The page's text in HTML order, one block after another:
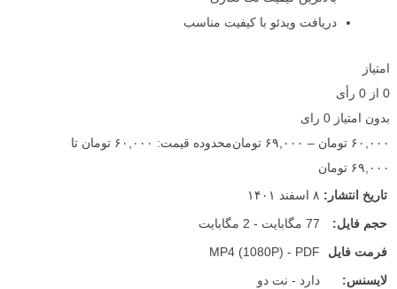
دریافت ویدئو با کیفیت مناسب
امتیاز
0 از 0 رأی
بدون امتیاز 0 رای
۶۰,۰۰۰ تومان – ۶۹,۰۰۰ تومان
محدوده قیمت: ۶۰,۰۰۰ تومان تا
۶۹,۰۰۰ تومان
تاریخ انتشار: ۸ اسفند ۱۴۰۱
حجم فایل:
77 مگابایت - 2 مگابایت
فرمت فایل
MP4 (1080P) - PDF
لایسنس:
دارد - نت دو